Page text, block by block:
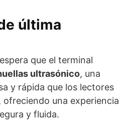
última
que el terminal
ultrasónico, una
y rápida que los lectores
una experiencia
y fluida.